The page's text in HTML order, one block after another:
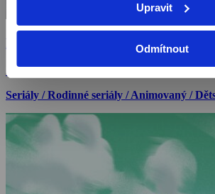
Upravit
Odmítnout
Lokomotiva Tomáš
1984, Kanada, 22 min
Seriály / Rodinné seriály / Animovaný /